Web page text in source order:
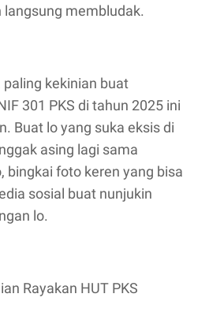
membludak.
kekinian buat
301 PKS di tahun 2025 ini
Buat lo yang suka eksis di
asing lagi sama
bingkai foto keren yang bisa
sosial buat nunjukin
lo.
Rayakan HUT PKS